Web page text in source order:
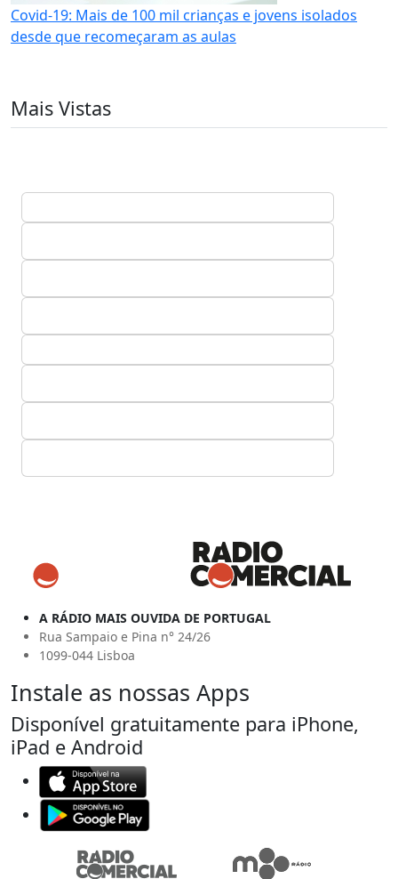
Covid-19: Mais de 100 mil crianças e jovens isolados
desde que recomeçaram as aulas
Mais Vistas
A RÁDIO MAIS OUVIDA DE PORTUGAL
Rua Sampaio e Pina n° 24/26
1099-044 Lisboa
Instale as nossas Apps
Disponível gratuitamente para iPhone,
iPad e Android